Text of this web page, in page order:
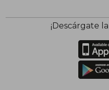
¡Descárgate